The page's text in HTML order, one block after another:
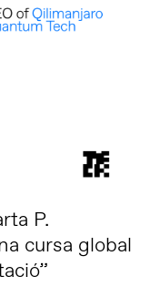
P.
cursa global